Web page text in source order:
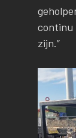
continu
zijn.”